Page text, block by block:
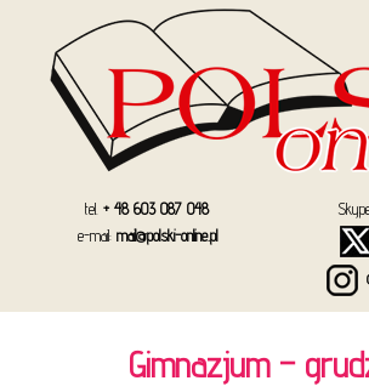
tel. + 48 603 087 048
e-mail: mail@polski-online.pl
Gimnazjum –